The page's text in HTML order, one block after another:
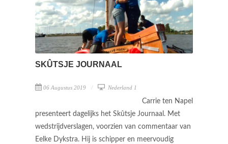
SKÛTSJE JOURNAAL
06 Augustus 2019 Nederland 1
Carrie ten Napel
presenteert dagelijks het Skûtsje Journaal. Met
wedstrijdverslagen, voorzien van commentaar van
Eelke Dykstra. Hij is schipper en meervoudig